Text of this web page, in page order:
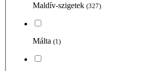
Maldív-szigetek (327)
Málta (1)